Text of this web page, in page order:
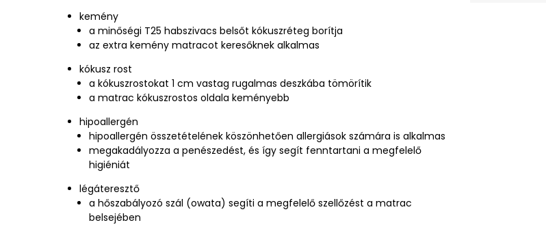
kemény
a minőségi T25 habszivacs belsőt kókuszréteg borítja
az extra kemény matracot keresőknek alkalmas
kókusz rost
a kókuszrostokat 1 cm vastag rugalmas deszkába tömörítik
a matrac kókuszrostos oldala keményebb
hipoallergén
hipoallergén összetételének köszönhetően allergiások számára is alkalmas
megakadályozza a penészedést, és így segít fenntartani a megfelelő
higiéniát
légáteresztő
a hőszabályozó szál (owata) segíti a megfelelő szellőzést a matrac
belsejében